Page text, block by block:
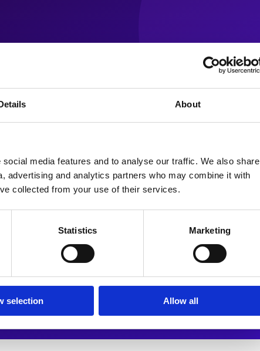
About
media features and to analyse our traffic. We also share
advertising and analytics partners who may combine it with
collected from your use of their services.
Statistics Marketing
selection Allow all